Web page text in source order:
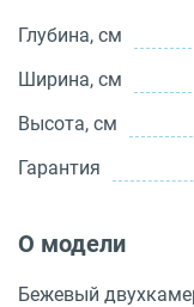
Глубина, см
Ширина, см
Высота, см
Гарантия
О модели
Бежевый